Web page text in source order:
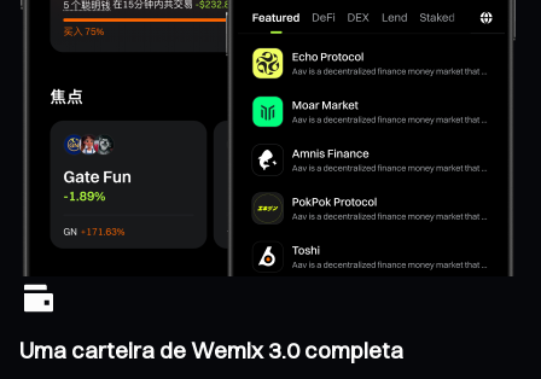
Uma carteira de Wemix 3.0 completa